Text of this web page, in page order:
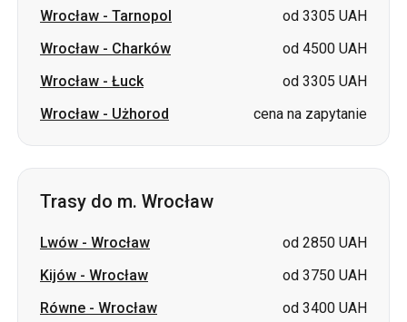
Wrocław-Użhorod cena na zapytanie
Trasy do m. Wrocław
Lwów-Wrocław
od 2850 UAH
Równe -Wrocław
Żytomierz-Wrocław
od 3500 UAH
Czerkasy-Wrocław
od 3950 UAH
Tarnopol-Wrocław
od 3200 UAH